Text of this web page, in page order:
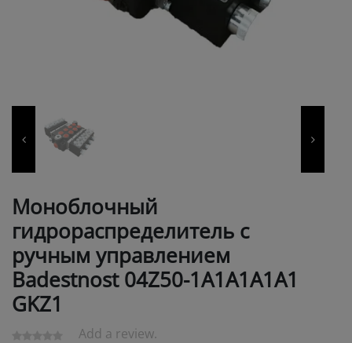
Моноблочный
гидрораспределитель с
ручным управлением
Badestnost 04Z50-1А1А1А1А1
GKZ1
Add a review.